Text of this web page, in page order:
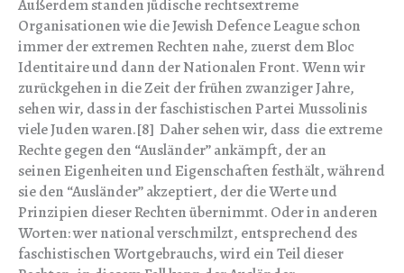
Außerdem standen jüdische rechtsextreme
Organisationen wie die Jewish Defence League schon
immer der extremen Rechten nahe, zuerst dem Bloc
Identitaire und dann der Nationalen Front. Wenn wir
zurückgehen in die Zeit der frühen zwanziger Jahre,
sehen wir, dass in der faschistischen Partei Mussolinis
viele Juden waren.[8] Daher sehen wir, dass die extreme
Rechte gegen den “Ausländer” ankämpft, der an
seinen Eigenheiten und Eigenschaften festhält, während
sie den “Ausländer” akzeptiert, der die Werte und
Prinzipien dieser Rechten übernimmt. Oder in anderen
Worten: wer national verschmilzt, entsprechend des
faschistischen Wortgebrauchs, wird ein Teil dieser